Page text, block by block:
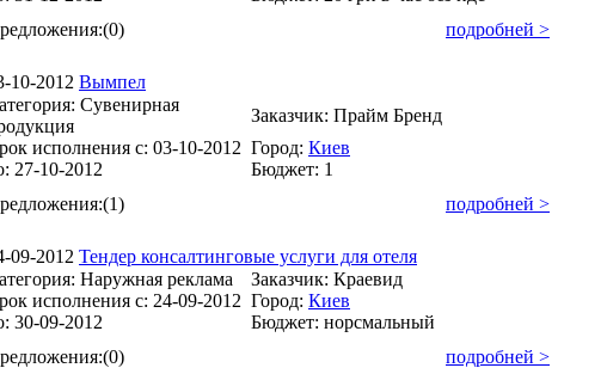
(0) подробней >
10-2012 Вымпел
Сувенирная
Заказчик: Прайм Бренд
исполнения с: 03-10-2012 Город: Киев
27-10-2012 Бюджет: 1
(1) подробней >
09-2012 Тендер консалтинговые услуги для отеля
Наружная реклама Заказчик: Краевид
исполнения с: 24-09-2012 Город: Киев
30-09-2012 Бюджет: норсмальный
(0) подробней >